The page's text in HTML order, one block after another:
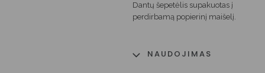
Dantų šepetėlis supakuotas į
perdirbamą popierinį maišelį.
NAUDOJIMAS